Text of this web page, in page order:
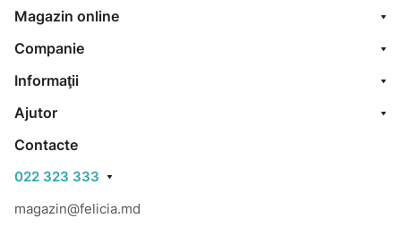
Magazin online
Companie
Informaţii
Ajutor
Contacte
022 323 333
magazin@felicia.md